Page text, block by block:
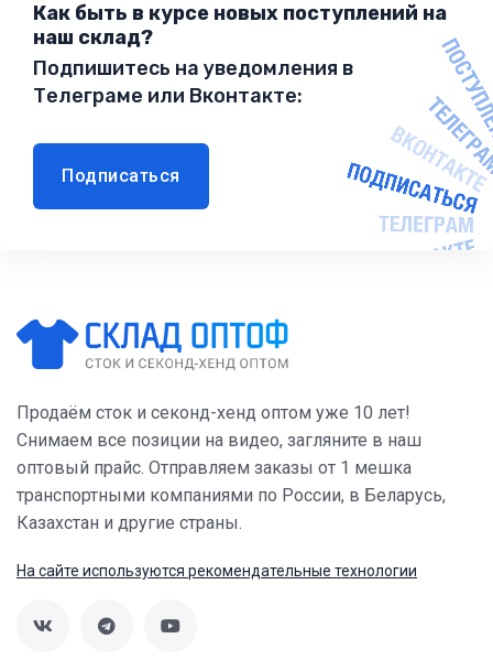
Как быть в курсе новых поступлений на
наш склад?
Подпишитесь на уведомления в
Телеграме или Вконтакте:
Подписаться
Продаём сток и секонд-хенд оптом уже 10 лет!
Снимаем все позиции на видео, загляните в наш
оптовый прайс. Отправляем заказы от 1 мешка
транспортными компаниями по России, в Беларусь,
Казахстан и другие страны.
На сайте используются рекомендательные технологии